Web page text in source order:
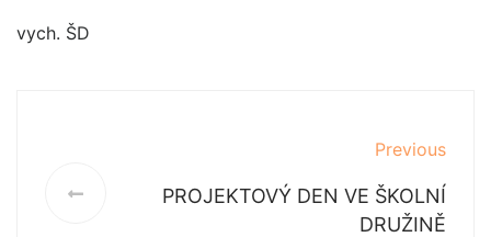
vych. ŠD
Previous
PROJEKTOVÝ DEN VE ŠKOLNÍ
DRUŽINĚ